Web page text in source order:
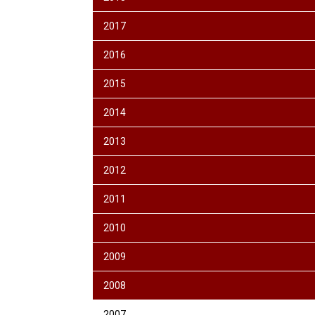
2017
2016
2015
2014
2013
2012
2011
2010
2009
2008